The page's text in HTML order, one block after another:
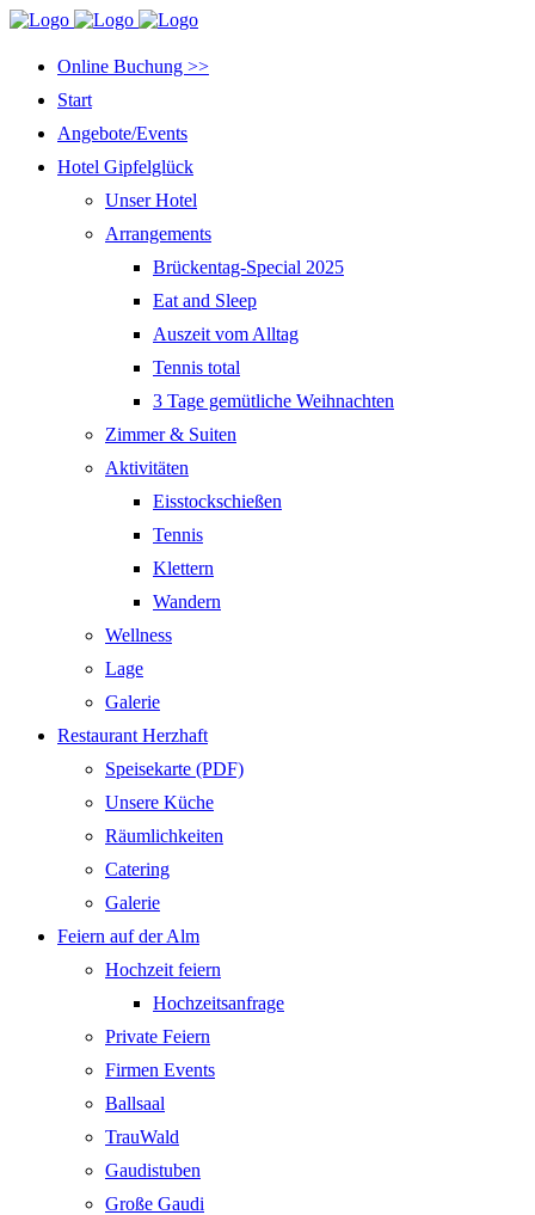
Online Buchung >>
Start
Angebote/Events
Hotel Gipfelglück
Unser Hotel
Arrangements
Brückentag-Special 2025
Eat and Sleep
Auszeit vom Alltag
Tennis total
3 Tage gemütliche Weihnachten
Zimmer & Suiten
Aktivitäten
Eisstockschießen
Tennis
Klettern
Wandern
Wellness
Lage
Galerie
Restaurant Herzhaft
Speisekarte (PDF)
Unsere Küche
Räumlichkeiten
Catering
Galerie
Feiern auf der Alm
Hochzeit feiern
Hochzeitsanfrage
Private Feiern
Firmen Events
Ballsaal
TrauWald
Gaudistuben
Große Gaudi